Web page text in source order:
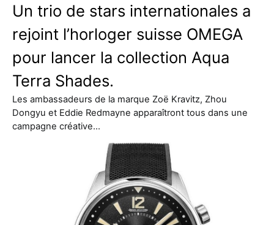
Un trio de stars internationales a
rejoint l’horloger suisse OMEGA
pour lancer la collection Aqua
Terra Shades.
Les ambassadeurs de la marque Zoë Kravitz, Zhou
Dongyu et Eddie Redmayne apparaîtront tous dans une
campagne créative…